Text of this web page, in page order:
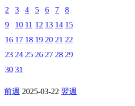
2
3 4 5 6 7
8
9
10 11 12 13 14 15
16 17 18 19 20 21 22
23 24 25 26 27 28 29
30 31
前週 2025-03-22 翌週